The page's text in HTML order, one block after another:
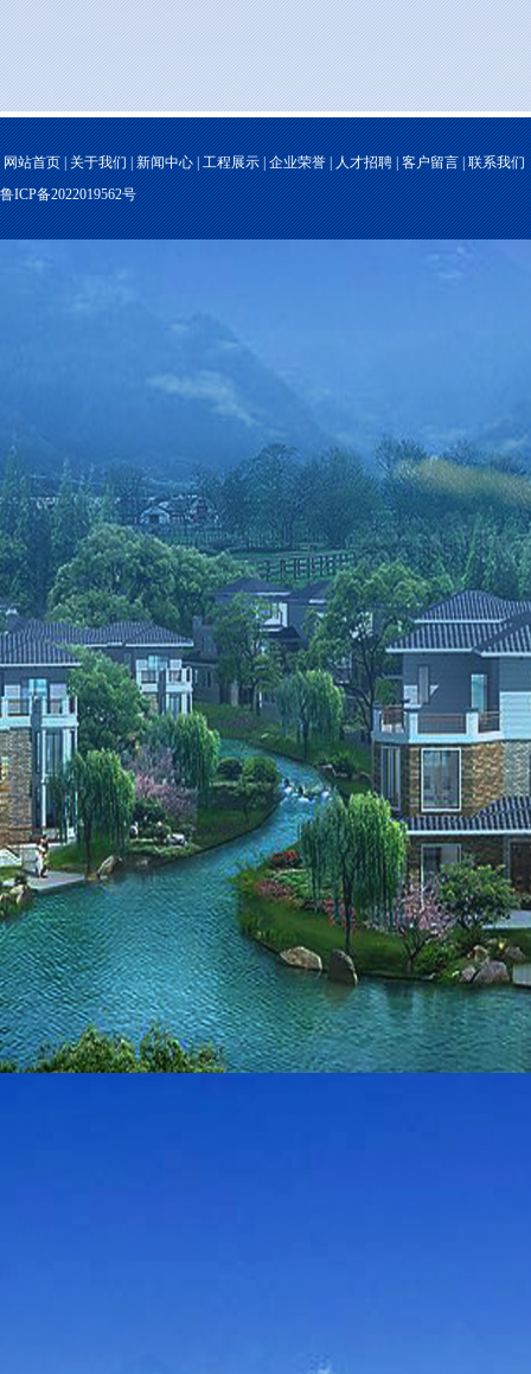
网站首页| 关于我们| 新闻中心| 工程展示| 企业荣誉| 人才招聘| 客户留言| 联系我们
鲁ICP备2022019562号